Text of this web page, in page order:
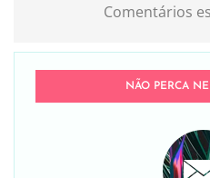
Comentários
NÃO PERCA